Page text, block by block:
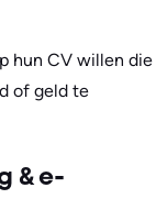
hun CV willen die
of geld te
& e-